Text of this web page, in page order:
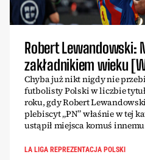
Robert Lewandowski:
zakładnikiem wieku
Chyba już nikt nigdy nie
futbolisty Polski w liczbie
roku, gdy Robert
plebiscyt „PN” właśnie w tej
ustąpił miejsca komuś
LA LIGA REPREZENTACJA POLSKI